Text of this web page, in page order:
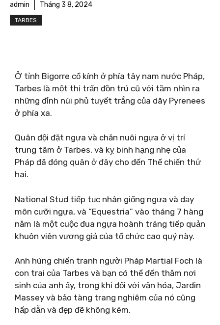
admin Tháng 3 8, 2024
TARBES
Ở tỉnh Bigorre cổ kính ở phía tây nam nước Pháp,
Tarbes là một thị trấn đồn trú cũ với tầm nhìn ra
những đỉnh núi phủ tuyết trắng của dãy Pyrenees
ở phía xa.
Quân đội đặt ngựa và chăn nuôi ngựa ở vị trí
trung tâm ở Tarbes, và kỵ binh hạng nhẹ của
Pháp đã đóng quân ở đây cho đến Thế chiến thứ
hai.
National Stud tiếp tục nhân giống ngựa và dạy
môn cưỡi ngựa, và “Equestria” vào tháng 7 hàng
năm là một cuộc đua ngựa hoành tráng tiếp quản
khuôn viên vương giả của tổ chức cao quý này.
Anh hùng chiến tranh người Pháp Martial Foch là
con trai của Tarbes và bạn có thể đến thăm nơi
sinh của anh ấy, trong khi đối với văn hóa, Jardin
Massey và bảo tàng trang nghiêm của nó cũng
hấp dẫn và đẹp đẽ không kém.